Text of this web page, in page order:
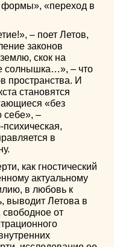
формы», «переход в
– поет Летов,
законов
скок на
солнышка…», – что
пространства. И
становятся
«без
себе», –
в
как гностический
актуальному
в любовь к
выводит Летова в
свободное от